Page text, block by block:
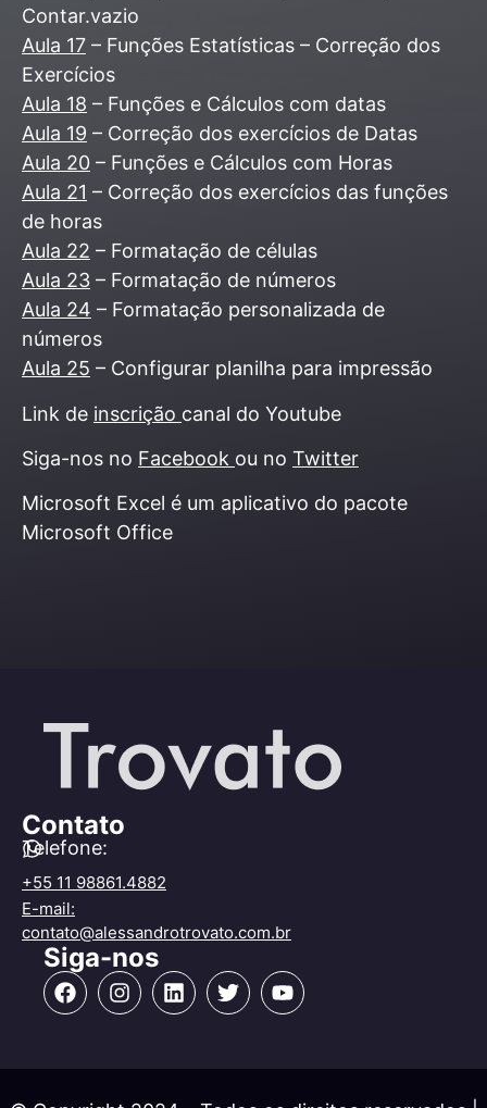
Contar.vazio
Aula 17 – Funções Estatísticas – Correção dos
Exercícios
Aula 18 – Funções e Cálculos com datas
Aula 19 – Correção dos exercícios de Datas
Aula 20 – Funções e Cálculos com Horas
Aula 21 – Correção dos exercícios das funções
de horas
Aula 22 – Formatação de células
Aula 23 – Formatação de números
Aula 24 – Formatação personalizada de
números
Aula 25 – Configurar planilha para impressão
Link de inscrição canal do Youtube
Siga-nos no Facebook ou no Twitter
Microsoft Excel é um aplicativo do pacote
Microsoft Office
Contato
Telefone:
+55 11 98861.4882
E-mail:
contato@alessandrotrovato.com.br
Siga-nos